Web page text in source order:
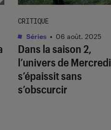
Dans la saison 2,
l’univers deMercredi
s’épaissit sans
s’obscurcir
CRITIQUE
Séries • 06 août. 2025